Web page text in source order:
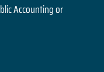
Accounting or